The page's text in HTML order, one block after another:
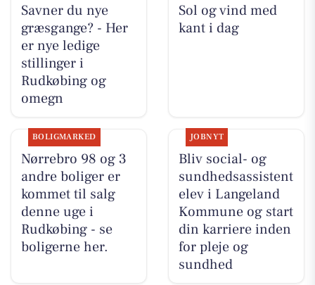
Savner du nye
græsgange? - Her
er nye ledige
stillinger i
Rudkøbing og
omegn
Sol og vind med
kant i dag
BOLIGMARKED
Nørrebro 98 og 3
andre boliger er
kommet til salg
denne uge i
Rudkøbing - se
boligerne her.
JOBNYT
Bliv social- og
sundhedsassistent
elev i Langeland
Kommune og start
din karriere inden
for pleje og
sundhed